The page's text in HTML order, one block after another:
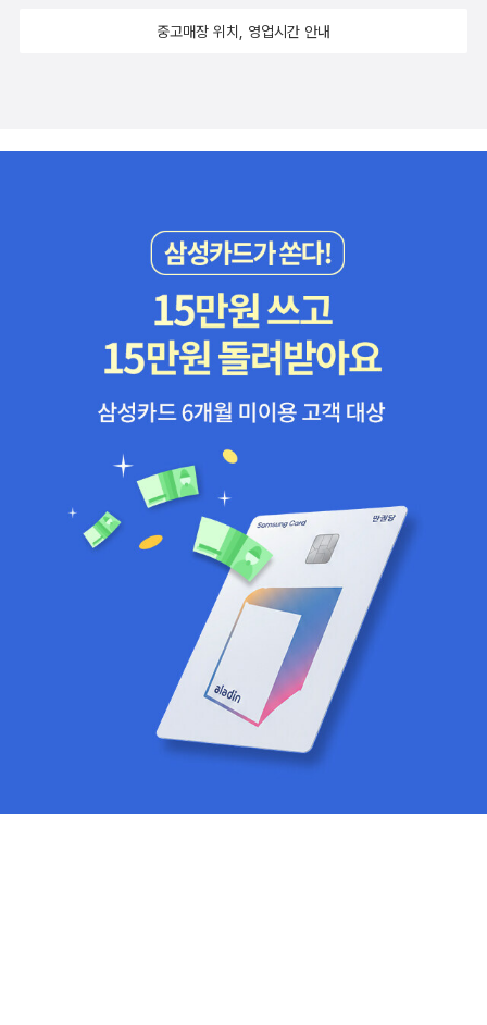
중고매장 위치, 영업시간 안내